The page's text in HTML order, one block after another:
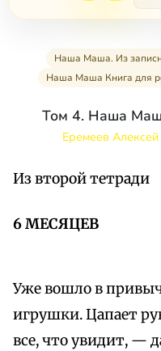
Наша Маша. Из
Наша Маша Книга для
Том 4. Наша
Еремеев
Из второй тетради
6 МЕСЯЦЕВ
Уже вошло в
игрушки. Цапает
все, что увидит, —